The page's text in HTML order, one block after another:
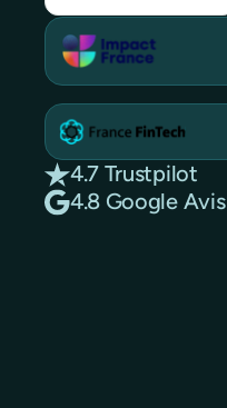
4.7 Trustpilot
4.8 Google Avis